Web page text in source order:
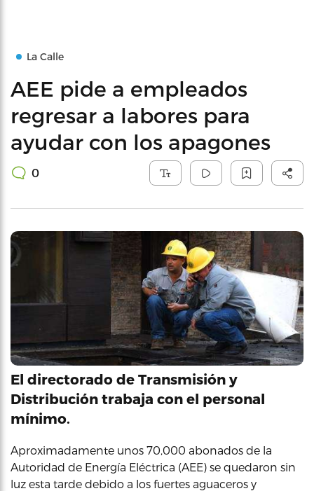
La Calle
AEE pide a empleados
regresar a labores para
ayudar con los apagones
0
El directorado de Transmisión y
Distribución trabaja con el personal
mínimo.
Aproximadamente unos 70,000 abonados de la
Autoridad de Energía Eléctrica (AEE) se quedaron sin
luz esta tarde debido a los fuertes aguaceros y